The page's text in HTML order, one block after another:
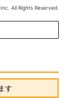
All Rights Reserved.
す